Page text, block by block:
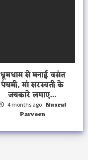
धूमधाम से मनाई वसंत
पंचमी, मां सरस्वती के
जयकारे लगाए…
4 months ago Nusrat
Parveen